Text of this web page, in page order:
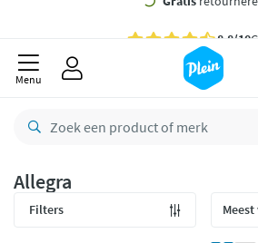
Bestelling uiterlijkzaterdag
retourneren
Betaal met Klarna
Menu
Allegra
Filters